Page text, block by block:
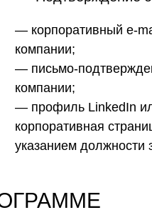
— корпоративный e-
компании;
— письмо-
компании;
— профиль LinkedIn
корпоративная
указанием должности